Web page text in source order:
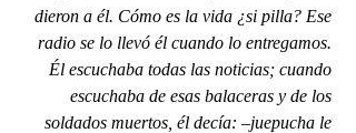
dieron a él. Cómo es la vida ¿si pilla? Ese
radio se lo llevó él cuando lo entregamos.
Él escuchaba todas las noticias; cuando
escuchaba de esas balaceras y de los
soldados muertos, él decía: –juepucha le